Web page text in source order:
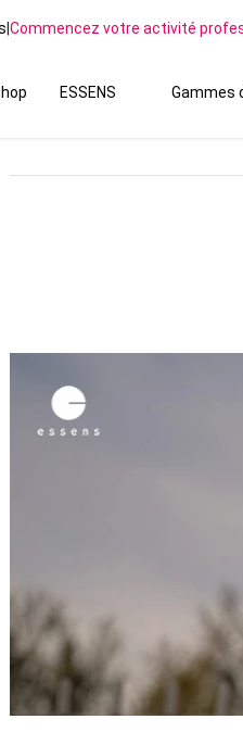
|Commencez votre activité
ESSENS Gammes